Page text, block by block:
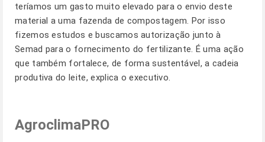
teríamos um gasto muito elevado para o envio deste
material a uma fazenda de compostagem. Por isso
fizemos estudos e buscamos autorização junto à
Semad para o fornecimento do fertilizante. É uma ação
que também fortalece, de forma sustentável, a cadeia
produtiva do leite, explica o executivo.
AgroclimaPRO